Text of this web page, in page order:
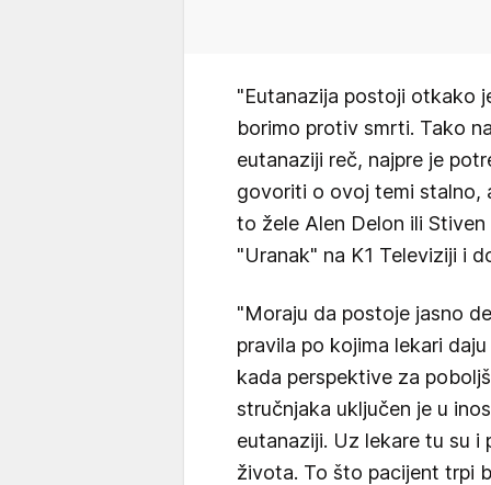
"Eutanazija postoji otkako
borimo protiv smrti. Tako
eutanaziji reč, najpre je
govoriti o ovoj temi stalno,
to žele Alen Delon ili
"Uranak" na K1 Televiziji i
"Moraju da postoje jasno
pravila po kojima lekari
kada perspektive za
stručnjaka uključen je u
eutanaziji. Uz lekare tu su
života. To što pacijent trpi